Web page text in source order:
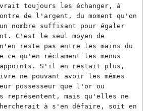
toujours les échanger, à
de l'argent, du moment qu'on
nombre suffisant pour égaler
C'est le seul moyen de
reste pas entre les mains du
ce qu'en réclament les menus
appoints. S'il en restait plus,
ne pouvant avoir les mêmes
possesseur que l'or ou
représentent, mais qu'elles ne
à s'en défaire, soit en